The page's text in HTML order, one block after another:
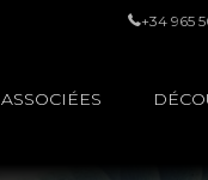
+34 965